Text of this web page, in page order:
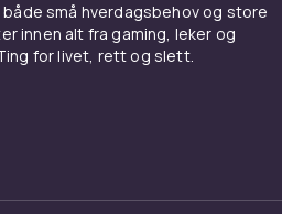
små hverdagsbehov og store
innen alt fra gaming, leker og
for livet, rett og slett.